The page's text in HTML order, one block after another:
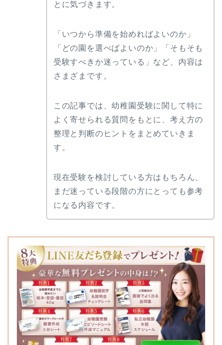
とに気づきます。
「いつから準備を始めればよいのか」
「どの園を選べばよいのか」「そもそも
受験すべきか迷っている」など、内容は
さまざまです。
この記事では、幼稚園受験に関して特に
よく寄せられる質問をもとに、考え方の
整理と判断のヒントをまとめていきま
す。
現在受験を検討している方はもちろん、
まだ迷っている段階の方にとっても参考
になる内容です。
東京都市大学二子幼稚園
若葉会幼稚園
聖セシリア幼稚園
日本女子大学附属豊明幼
千葉大学教育学部附属幼
埼玉大学教育学部附属幼
自由が丘若草幼稚園
東京学芸大学附属幼稚園
田園調布雙葉小学校附属
幼稚園
東京学芸大学附属幼稚園
小金井園舎
森村学園幼稚園
成城幼稚園
小さき花の幼稚園
桐蔭学園幼稚園